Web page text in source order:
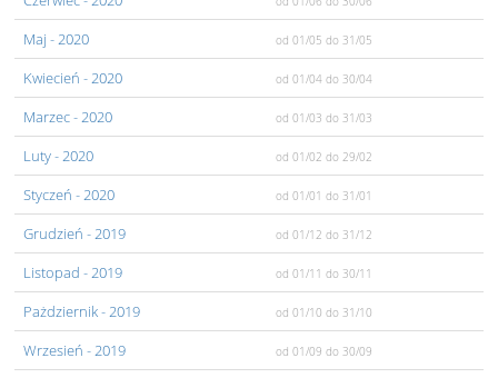
Maj - 2020 od 01/05 do 31/05
Kwiecień - 2020 od 01/04 do 30/04
Marzec- 2020 od 01/03 do 31/03
Luty- 2020 od 01/02 do 29/02
Styczeń - 2020 od 01/01 do 31/01
Grudzień - 2019 od 01/12 do 31/12
Listopad - 2019 od 01/11 do 30/11
Pażdziernik- 2019 od 01/10 do 31/10
Wrzesień - 2019 od 01/09 do 30/09